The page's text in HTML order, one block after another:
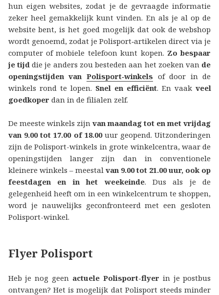
hun eigen websites, zodat je de gevraagde informatie
zeker heel gemakkelijk kunt vinden. En als je al op de
website bent, is het goed mogelijk dat ook de webshop
wordt genoemd, zodat je Polisport‑artikelen direct via je
computer of mobiele telefoon kunt kopen. Zo bespaar
je tijd die je anders zou besteden aan het zoeken van de
openingstijden van Polisport‑winkels of door in de
winkels rond te lopen. Snel en efficiënt. En vaak veel
goedkoper dan in de filialen zelf.
De meeste winkels zijn van maandag tot en met vrijdag
van 9.00 tot 17.00 of 18.00uur geopend. Uitzonderingen
zijn de Polisport-winkels in grote winkelcentra, waar de
openingstijden langer zijn dan in conventionele
kleinere winkels – meestal van 9.00 tot 21.00 uur, ook op
feestdagen en in het weekeinde. Dus als je de
gelegenheid heeft om in een winkelcentrum te shoppen,
word je nauwelijks geconfronteerd met een gesloten
Polisport-winkel.
Flyer Polisport
Heb je nog geen actuele Polisport-flyer in je postbus
ontvangen? Het is mogelijk dat Polisport steeds minder